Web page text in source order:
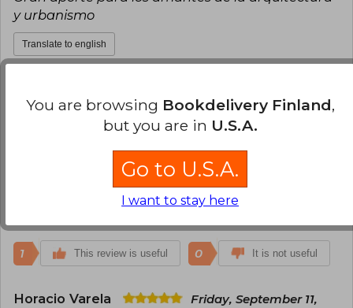
y urbanismo
Translate to english
Salomon Aguiar Reyes
Monday,
Verified Purchase
Lego en perfecto estado y en el tiempo
1 This review is useful 0 It is not useful
Horacio Varela
Friday, September 11,
You are browsing Bookdelivery Finland,
but you are in U.S.A.
Go to U.S.A.
I want to stay here